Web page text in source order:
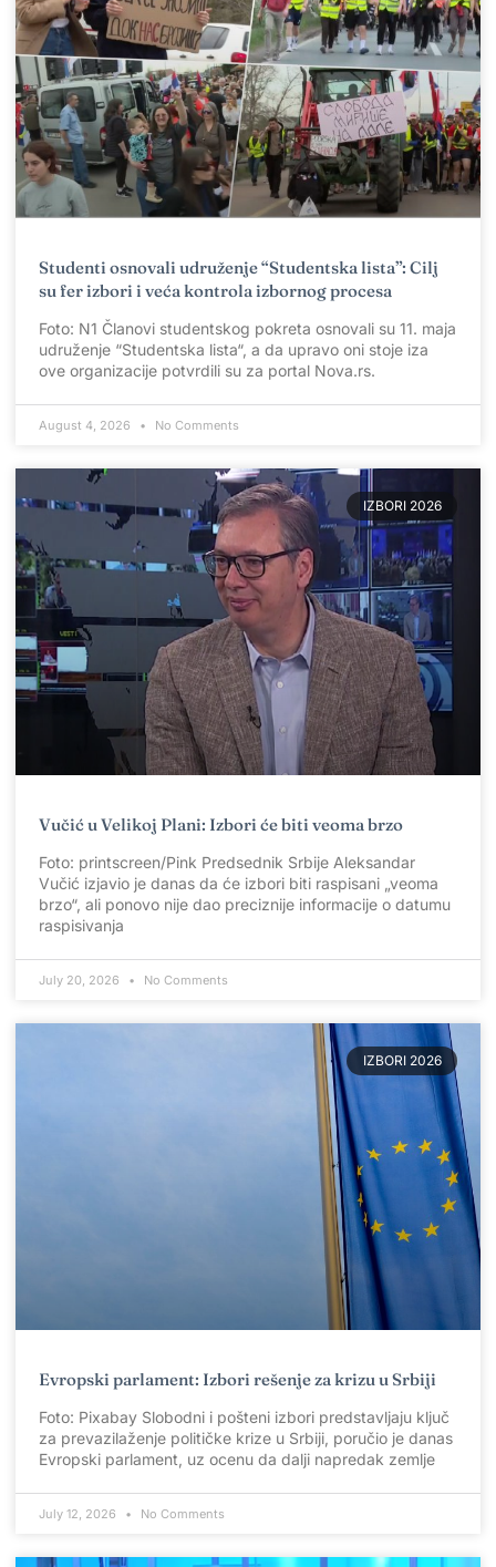
Studenti osnovali udruženje “Studentska lista”: Cilj
su fer izbori i veća kontrola izbornog procesa
Foto: N1 Članovi studentskog pokreta osnovali su 11. maja
udruženje “Studentska lista“, a da upravo oni stoje iza
ove organizacije potvrdili su za portal Nova.rs.
August 4, 2026 No Comments
IZBORI 2026
Vučić u Velikoj Plani: Izbori će biti veoma brzo
Foto: printscreen/Pink Predsednik Srbije Aleksandar
Vučić izjavio je danas da će izbori biti raspisani „veoma
brzo“, ali ponovo nije dao preciznije informacije o datumu
raspisivanja
July 20, 2026 No Comments
IZBORI 2026
Evropski parlament: Izbori rešenje za krizu u Srbiji
Foto: Pixabay Slobodni i pošteni izbori predstavljaju ključ
za prevazilaženje političke krize u Srbiji, poručio je danas
Evropski parlament, uz ocenu da dalji napredak zemlje
July 12, 2026 No Comments